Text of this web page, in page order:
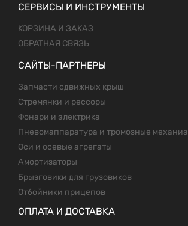
СЕРВИСЫ И ИНСТРУМЕНТЫ
КОРЗИНА И ЗАКАЗ
ОБРАТНАЯ СВЯЗЬ
САЙТЫ-ПАРТНЕРЫ
Запчасти сдвижных крыш
Стремянки и рессоры
Фонари и электрика
Пневомаппаратура и тромозные
Оси и осевые агрегаты
Амортизаторы
Брызговики для грузовиков
Отбойники прицепов
ОПЛАТА И ДОСТАВКА